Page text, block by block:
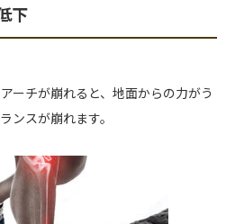
下
ーチが崩れると、地面からの力がう
ンスが崩れます。